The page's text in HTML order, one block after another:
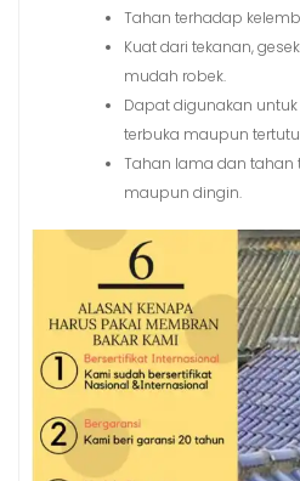
Tahan terhadap
Kuat dari tekanan,
mudah robek.
Dapat digunakan
terbuka maupun
Tahan lama dan
maupun dingin.